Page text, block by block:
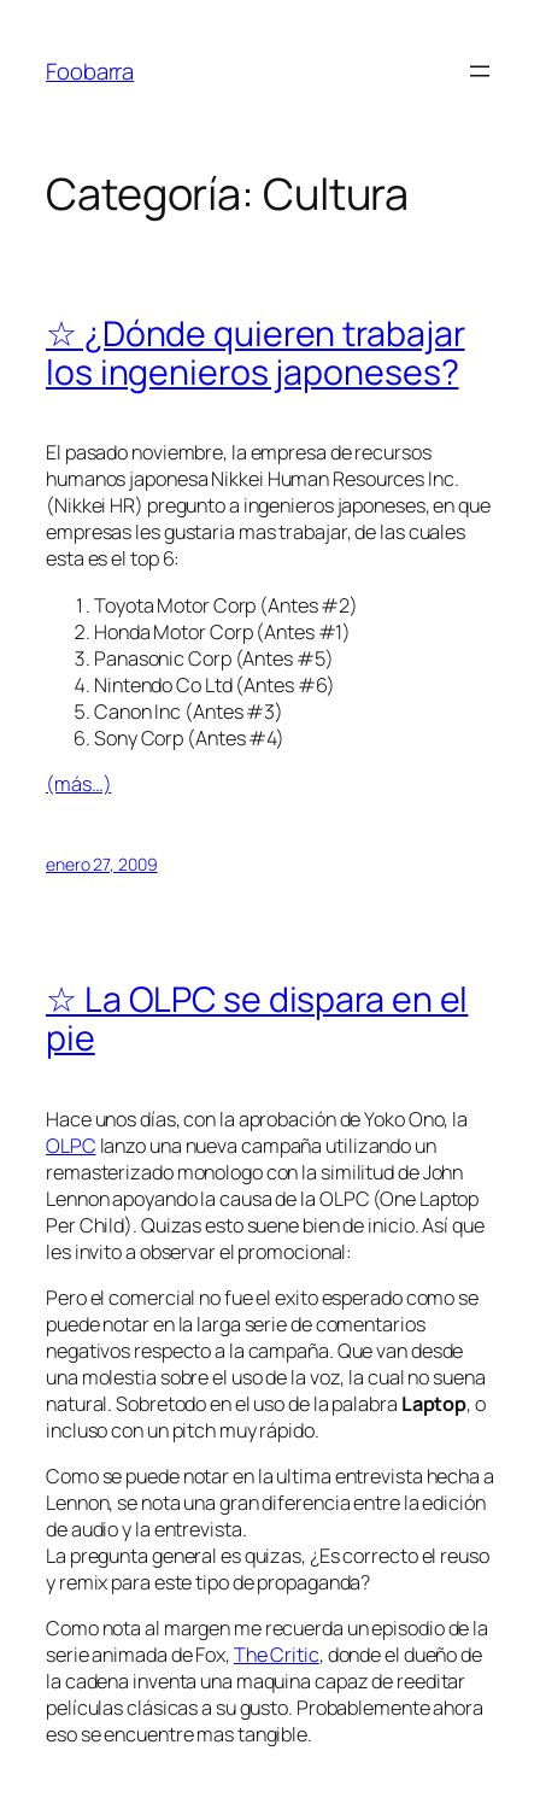
contenido
Foobarra
Categoría: Cultura
☆ ¿Dónde quieren trabajar
los ingenieros japoneses?
El pasado noviembre, la empresa de recursos
humanos japonesaNikkei Human Resources Inc.
(Nikkei HR) pregunto a ingenieros japoneses, en que
empresas les gustaria mas trabajar, de las cuales
esta es el top 6:
Toyota Motor Corp (Antes #2)
Honda Motor Corp (Antes #1)
Panasonic Corp (Antes #5)
Nintendo Co Ltd (Antes #6)
Canon Inc (Antes #3)
Sony Corp (Antes #4)
(más…)
enero 27, 2009
☆ La OLPC se dispara en el
pie
Hace unos días, con la aprobación de Yoko Ono, la
OLPC lanzo una nueva campaña utilizando un
remasterizado monologo con la similitud de John
Lennon apoyando la causa de la OLPC (One Laptop
Per Child). Quizas esto suene bien de inicio. Así que
les invito a observar el promocional:
Pero el comercial no fue el exito esperado como se
puede notar en la larga serie de comentarios
negativos respecto a la campaña. Que van desde
una molestia sobre el uso de la voz, la cual no suena
natural. Sobretodo en el uso de la palabra Laptop, o
incluso con un pitch muy rápido.
Como se puede notar en la ultima entrevista hecha a
Lennon, se nota una gran diferencia entre la edición
de audio y la entrevista.
La pregunta general es quizas, ¿Es correcto el reuso
y remix para este tipo de propaganda?
Como nota al margen me recuerda un episodio de la
serie animada de Fox,The Critic, donde el dueño de
la cadena inventa una maquina capaz de reeditar
películas clásicas a su gusto. Probablemente ahora
eso se encuentre mas tangible.